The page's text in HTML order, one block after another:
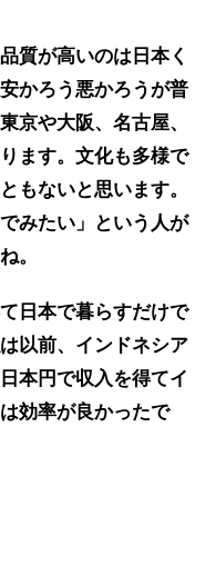
質が高いのは日本く
かろう悪かろうが普
京や大阪、名古屋、
ます。文化も多様で
もないと思います。
みたい」という人が
。
日本で暮らすだけで
以前、インドネシア
本円で収入を得てイ
効率が良かったで